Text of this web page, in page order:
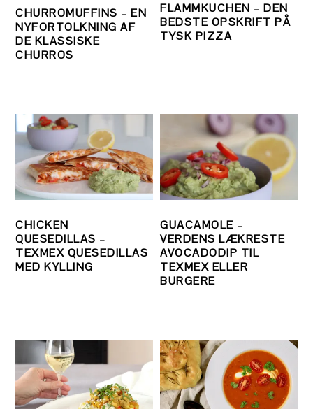
CHURROMUFFINS – EN
NYFORTOLKNING AF
DE KLASSISKE
CHURROS
FLAMMKUCHEN – DEN
BEDSTE OPSKRIFT PÅ
TYSK PIZZA
CHICKEN
QUESEDILLAS –
TEXMEX QUESEDILLAS
MED KYLLING
GUACAMOLE –
VERDENS LÆKRESTE
AVOCADODIP TIL
TEXMEX ELLER
BURGERE